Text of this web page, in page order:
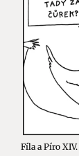
Fíla a Píro XIV.